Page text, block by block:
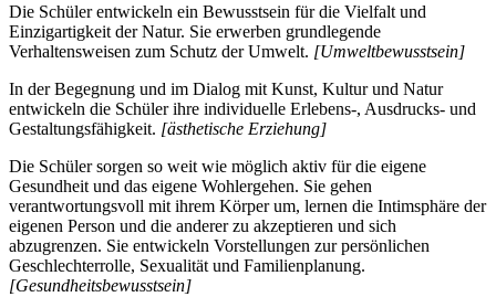
Die Schüler entwickeln ein Bewusstsein für die Vielfalt und
Einzigartigkeit der Natur. Sie erwerben grundlegende
Verhaltensweisen zum Schutz der Umwelt. [Umweltbewusstsein]
In der Begegnung und im Dialog mit Kunst, Kultur und Natur
entwickeln die Schüler ihre individuelle Erlebens-, Ausdrucks- und
Gestaltungsfähigkeit. [ästhetische Erziehung]
Die Schüler sorgen so weit wie möglich aktiv für die eigene
Gesundheit und das eigene Wohlergehen. Sie gehen
verantwortungsvoll mit ihrem Körper um, lernen die Intimsphäre der
eigenen Person und die anderer zu akzeptieren und sich
abzugrenzen. Sie entwickeln Vorstellungen zur persönlichen
Geschlechterrolle, Sexualität und Familienplanung.
[Gesundheitsbewusstsein]